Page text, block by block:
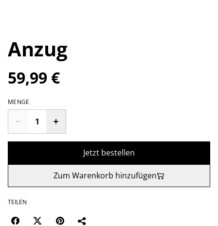
Anzug
59,99 €
MENGE
Jetzt bestellen
Zum Warenkorb hinzufügen
TEILEN